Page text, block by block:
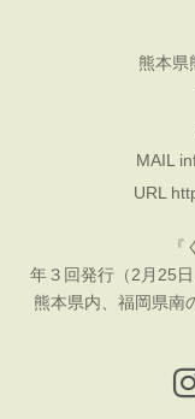
熊本県
MAIL
URL
年３回発行（2月25
熊本県内、福岡県南